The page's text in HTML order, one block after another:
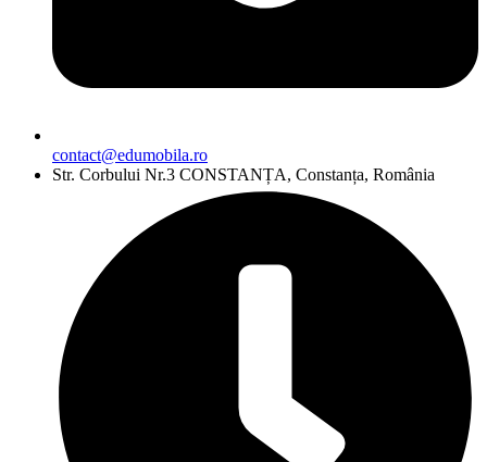
contact@edumobila.ro
Str. Corbului Nr.3 CONSTANȚA, Constanța, România